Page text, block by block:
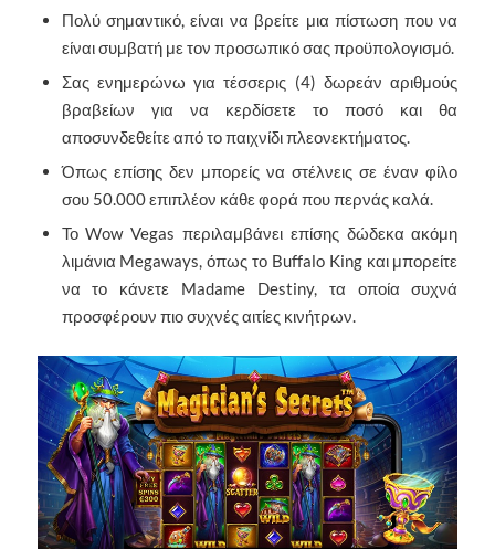
Πολύ σημαντικό, είναι να βρείτε μια πίστωση που να
είναι συμβατή με τον προσωπικό σας προϋπολογισμό.
Σας ενημερώνω για τέσσερις (4) δωρεάν αριθμούς
βραβείων για να κερδίσετε το ποσό και θα
αποσυνδεθείτε από το παιχνίδι πλεονεκτήματος.
Όπως επίσης δεν μπορείς να στέλνεις σε έναν φίλο
σου 50.000 επιπλέον κάθε φορά που περνάς καλά.
Το Wow Vegas περιλαμβάνει επίσης δώδεκα ακόμη
λιμάνια Megaways, όπως το Buffalo King και μπορείτε
να το κάνετε Madame Destiny, τα οποία συχνά
προσφέρουν πιο συχνές αιτίες κινήτρων.